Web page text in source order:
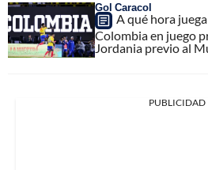
Gol Caracol
A qué hora
Colombia en juego
Jordania previo al
PUBLICIDAD